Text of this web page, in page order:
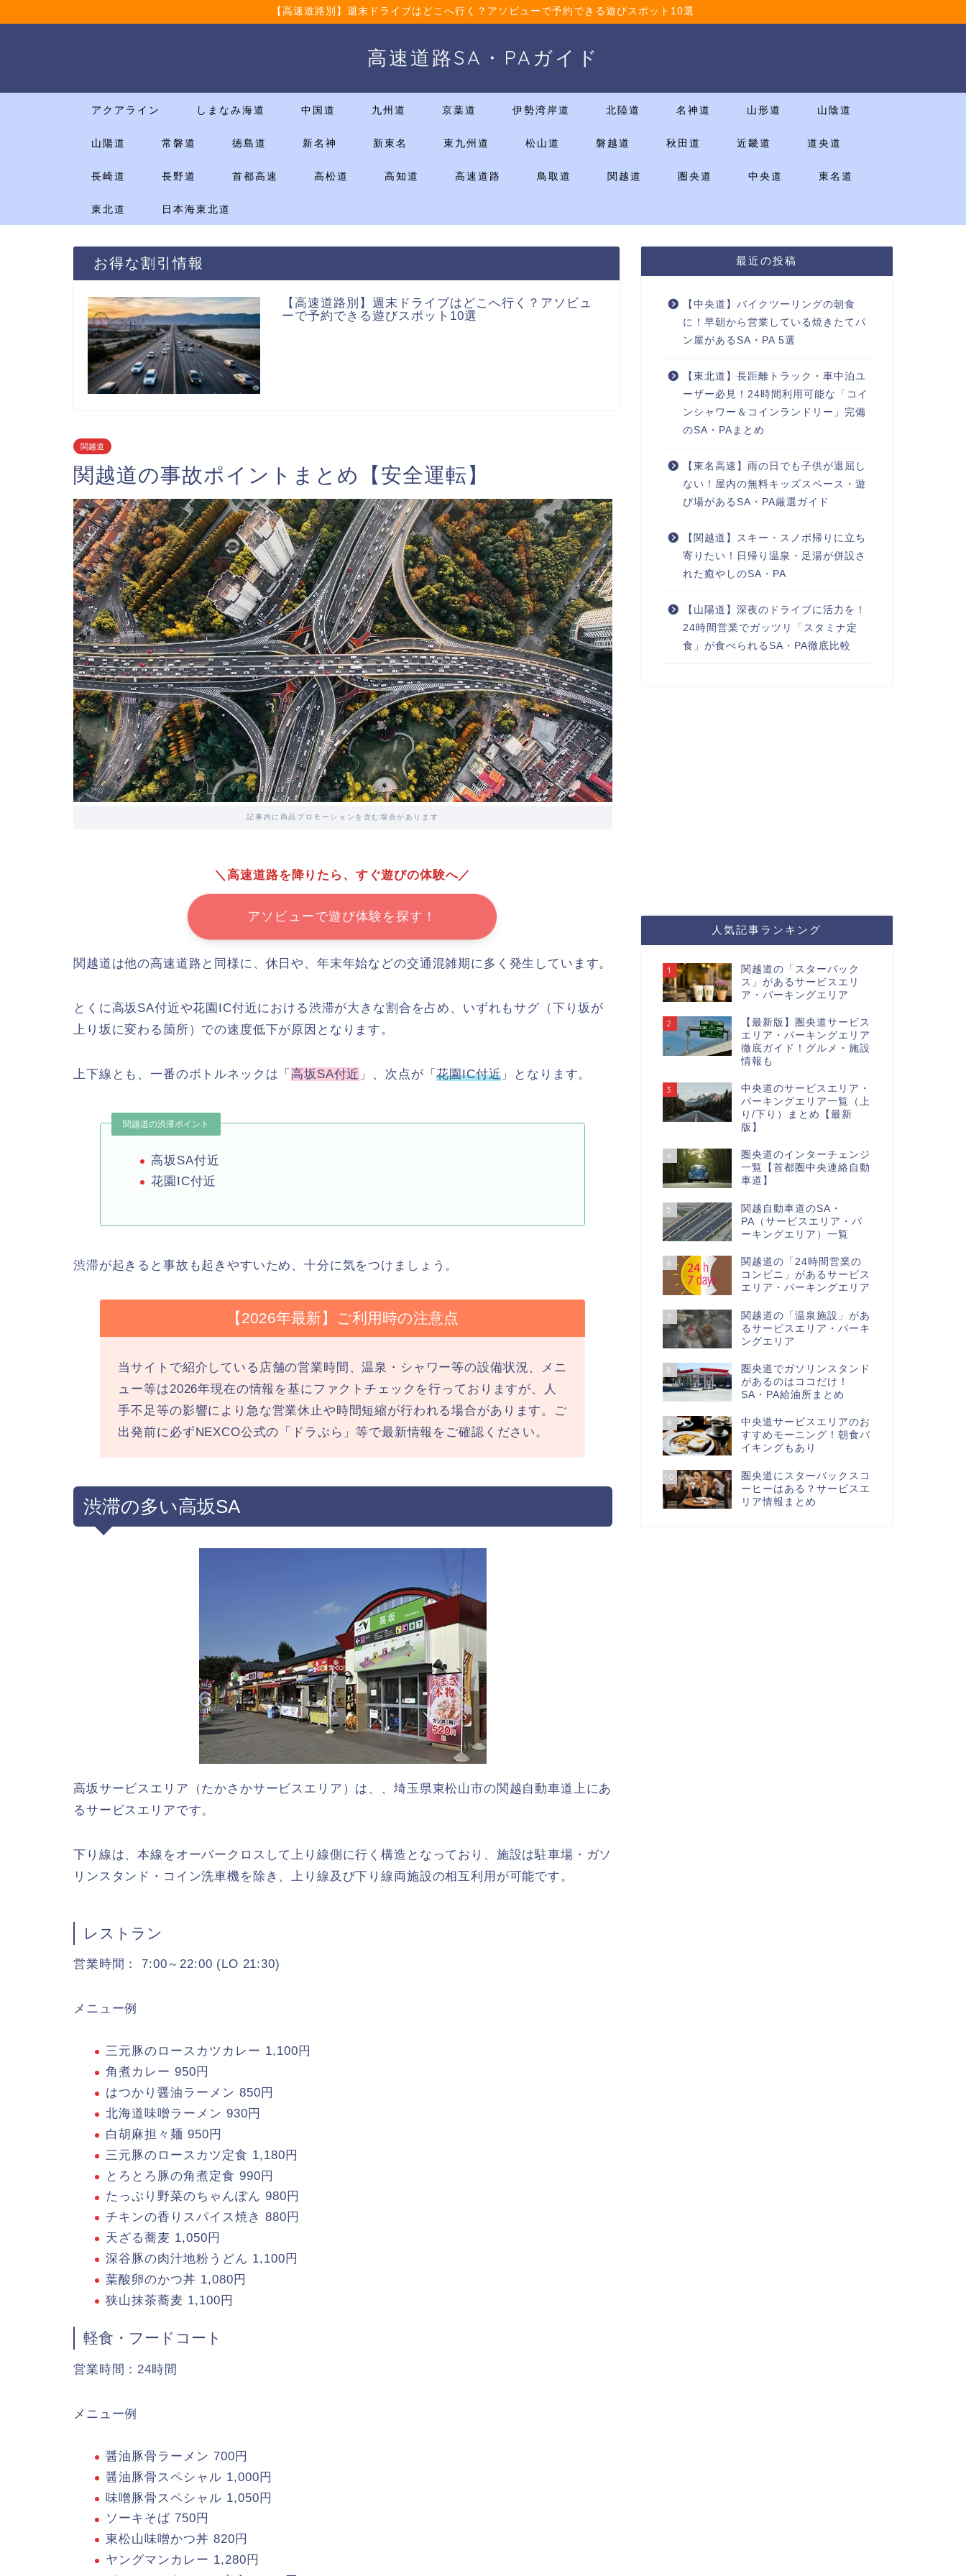
【高速道路別】週末ドライブはどこへ行く？アソビューで予約できる遊びスポット10選
高速道路SA・PAガイド
アクアライン しまなみ海道 中国道 九州道 京葉道 伊勢湾岸道 北陸道 名神道 山形道 山陰道
山陽道 常磐道 徳島道 新名神 新東名 東九州道 松山道 磐越道 秋田道 近畿道 道央道
長崎道 長野道 首都高速 高松道 高知道 高速道路 鳥取道 関越道 圏央道 中央道 東名道
東北道 日本海東北道
お得な割引情報
【高速道路別】週末ドライブはどこへ行く？アソビュ
ーで予約できる遊びスポット10選
関越道
関越道の事故ポイントまとめ【安全運転】
記事内に商品プロモーションを含む場合があります
＼高速道路を降りたら、すぐ遊びの体験へ／
アソビューで遊び体験を探す！
関越道は他の高速道路と同様に、休日や、年末年始などの交通混雑期に多く発生しています。
とくに高坂SA付近や花園IC付近における渋滞が大きな割合を占め、いずれもサグ（下り坂が
上り坂に変わる箇所）での速度低下が原因となります。
上下線とも、一番のボトルネックは「高坂SA付近 」、次点が「花園IC付近 」となります。
関越道の渋滞ポイント
高坂SA付近
花園IC付近
渋滞が起きると事故も起きやすいため、十分に気をつけましょう。
【2026年最新】ご利用時の注意点
当サイトで紹介している店舗の営業時間、温泉・シャワー等の設備状況、メニ
ュー等は2026年現在の情報を基にファクトチェックを行っておりますが、人
手不足等の影響により急な営業休止や時間短縮が行われる場合があります。ご
出発前に必ずNEXCO公式の「ドラぷら」等で最新情報をご確認ください。
渋滞の多い高坂SA
高坂サービスエリア（たかさかサービスエリア）は、、埼玉県東松山市の関越自動車道上にあ
るサービスエリアです。
下り線は、本線をオーバークロスして上り線側に行く構造となっており、施設は駐車場・ガソ
リンスタンド・コイン洗車機を除き、上り線及び下り線両施設の相互利用が可能です。
レストラン
営業時間： 7:00～22:00 (LO 21:30)
メニュー例
三元豚のロースカツカレー 1,100円
角煮カレー 950円
はつかり醤油ラーメン 850円
北海道味噌ラーメン 930円
白胡麻担々麺 950円
三元豚のロースカツ定食 1,180円
とろとろ豚の角煮定食 990円
たっぷり野菜のちゃんぽん 980円
チキンの香りスパイス焼き 880円
天ざる蕎麦 1,050円
深谷豚の肉汁地粉うどん 1,100円
葉酸卵のかつ丼 1,080円
狭山抹茶蕎麦 1,100円
軽食・フードコート
営業時間：24時間
メニュー例
醤油豚骨ラーメン 700円
醤油豚骨スペシャル 1,000円
味噌豚骨スペシャル 1,050円
ソーキそば 750円
東松山味噌かつ丼 820円
ヤングマンカレー 1,280円
最近の投稿
【中央道】バイクツーリングの朝食
に！早朝から営業している焼きたてパ
ン屋があるSA・PA 5選
【東北道】長距離トラック・車中泊ユ
ーザー必見！24時間利用可能な「コイ
ンシャワー＆コインランドリー」完備
のSA・PAまとめ
【東名高速】雨の日でも子供が退屈し
ない！屋内の無料キッズスペース・遊
び場があるSA・PA厳選ガイド
【関越道】スキー・スノボ帰りに立ち
寄りたい！日帰り温泉・足湯が併設さ
れた癒やしのSA・PA
【山陽道】深夜のドライブに活力を！
24時間営業でガッツリ「スタミナ定
食」が食べられるSA・PA徹底比較
人気記事ランキング
1
関越道の「スターバック
ス」があるサービスエリ
ア・パーキングエリア
2
【最新版】圏央道サービス
エリア・パーキングエリア
徹底ガイド！グルメ・施設
情報も
3
中央道のサービスエリア・
パーキングエリア一覧（上
り/下り）まとめ【最新
版】
4
圏央道のインターチェンジ
一覧【首都圏中央連絡自動
車道】
5
関越自動車道のSA・
PA（サービスエリア・パ
ーキングエリア）一覧
6
関越道の「24時間営業の
コンビニ」があるサービス
エリア・パーキングエリア
7
関越道の「温泉施設」があ
るサービスエリア・パーキ
ングエリア
8
圏央道でガソリンスタンド
があるのはココだけ！
SA・PA給油所まとめ
9
中央道サービスエリアのお
すすめモーニング！朝食バ
イキングもあり
10
圏央道にスターバックスコ
ーヒーはある？サービスエ
リア情報まとめ